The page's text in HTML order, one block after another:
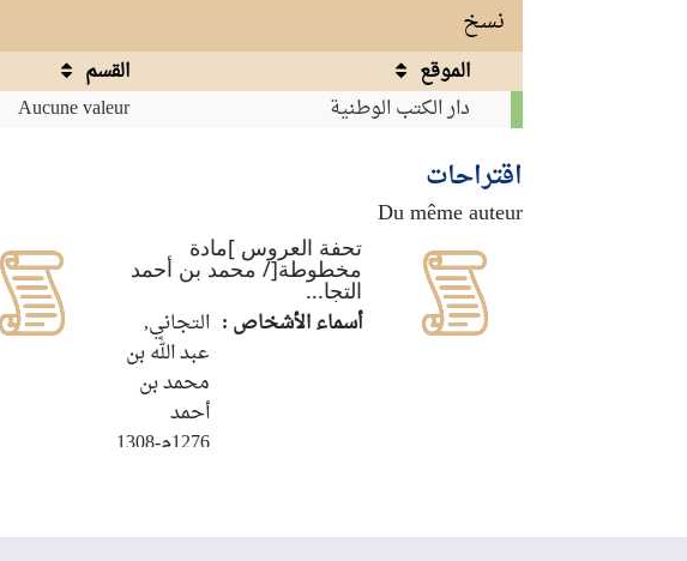
نسخ
الموقع القسم
دار الكتب الوطنية
Aucune valeur
اقتراحات
Du même auteur
تحفة العروس ]مادة
مخطوطة[/ محمد بن أحمد
التجا...
أسماء الأشخاص : التجاني,
عبد الله بن
محمد بن
أحمد
1276م-1308